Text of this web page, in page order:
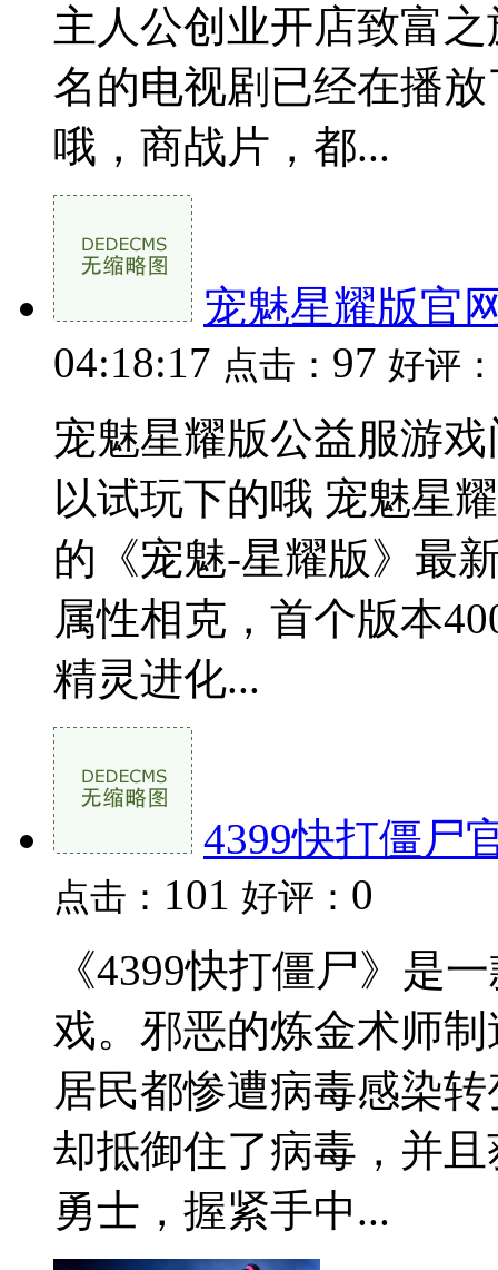
主人公创业开店致富
名的电视剧已经在播
哦，商战片，都...
宠魅星耀版官
04:18:17 点击： 97 好评：
宠魅星耀版公益服游
以试玩下的哦 宠魅星
的《宠魅-星耀版》最
属性相克，首个版本
精灵进化...
4399快打僵尸
点击： 101 好评： 0
《4399快打僵尸》是
戏。邪恶的炼金术师
居民都惨遭病毒感染
却抵御住了病毒，并
勇士，握紧手中...